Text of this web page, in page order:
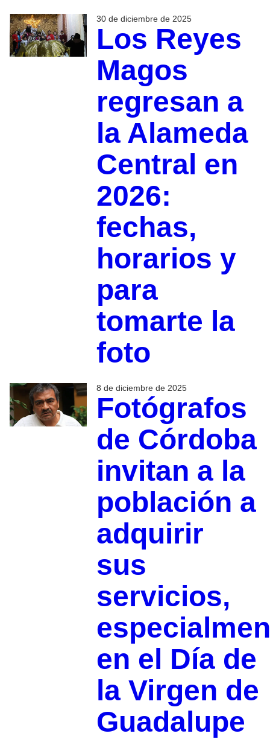
30 de diciembre de 2025
Los Reyes
Magos
regresan a
la Alameda
Central en
2026:
fechas,
horarios y
para
tomarte la
foto
8 de diciembre de 2025
Fotógrafos
de Córdoba
invitan a la
población a
adquirir
sus
servicios,
en el Día de
la Virgen de
Guadalupe